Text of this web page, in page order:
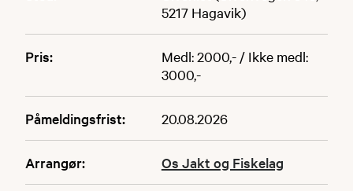
5217 Hagavik)
Pris:
Medl: 2000,- / Ikke medl:
3000,-
Påmeldingsfrist: 20.08.2026
Arrangør: Os Jakt og Fiskelag